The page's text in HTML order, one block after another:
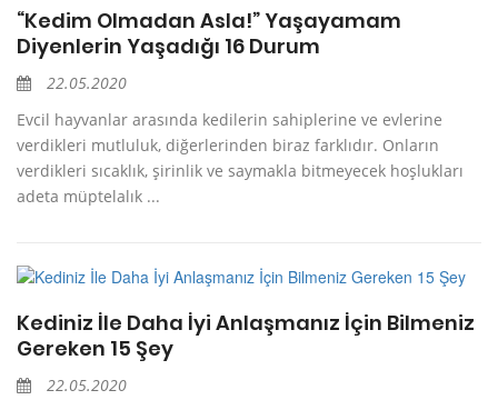
“Kedim Olmadan Asla!” Yaşayamam
Diyenlerin Yaşadığı 16 Durum
22.05.2020
Evcil hayvanlar arasında kedilerin sahiplerine ve evlerine
verdikleri mutluluk, diğerlerinden biraz farklıdır. Onların
verdikleri sıcaklık, şirinlik ve saymakla bitmeyecek hoşlukları
adeta müptelalık ...
Kediniz İle Daha İyi Anlaşmanız İçin Bilmeniz
Gereken 15 Şey
22.05.2020